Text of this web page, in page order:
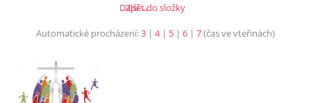
Další →
Zpět do složky
Automatické procházení:3 | 4| 5 | 6 | 7(čas ve vteřinách)